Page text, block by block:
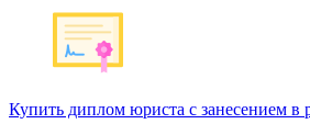
Купить диплом юриста с занесением в